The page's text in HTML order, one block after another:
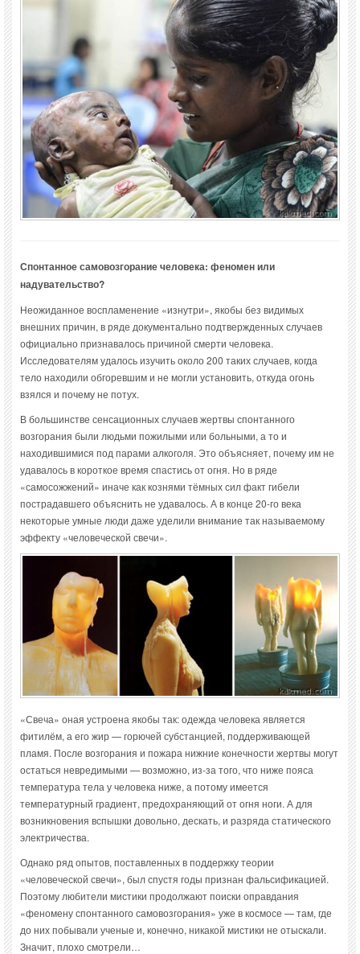
Спонтанное самовозгорание человека: феномен или
надувательство?
Неожиданное воспламенение «изнутри», якобы без видимых
внешних причин, в ряде документально подтвержденных случаев
официально признавалось причиной смерти человека.
Исследователям удалось изучить около 200 таких случаев, когда
тело находили обгоревшим и не могли установить, откуда огонь
взялся и почему не потух.
В большинстве сенсационных случаев жертвы спонтанного
возгорания были людьми пожилыми или больными, а то и
находившимися под парами алкоголя. Это объясняет, почему им не
удавалось в короткое время спастись от огня. Но в ряде
«самосожжений» иначе как кознями тёмных сил факт гибели
пострадавшего объяснить не удавалось. А в конце 20-го века
некоторые умные люди даже уделили внимание так называемому
эффекту «человеческой свечи».
«Свеча» оная устроена якобы так: одежда человека является
фитилём, а его жир — горючей субстанцией, поддерживающей
пламя. После возгорания и пожара нижние конечности жертвы могут
остаться невредимыми — возможно, из-за того, что ниже пояса
температура тела у человека ниже, а потому имеется
температурный градиент, предохраняющий от огня ноги. А для
возникновения вспышки довольно, дескать, и разряда статического
электричества.
Однако ряд опытов, поставленных в поддержку теории
«человеческой свечи», был спустя годы признан фальсификацией.
Поэтому любители мистики продолжают поиски оправдания
«феномену спонтанного самовозгорания» уже в космосе — там, где
до них побывали ученые и, конечно, никакой мистики не отыскали.
Значит, плохо смотрели…